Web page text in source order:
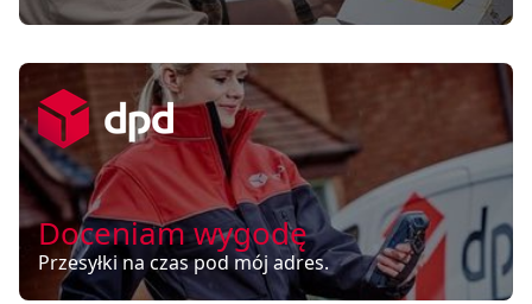
Doceniam wygodę
Przesyłki na czas pod mój adres.